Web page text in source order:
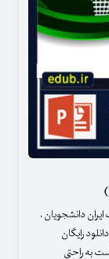
ایران دانشجویان ،
رایگان
به راحتی